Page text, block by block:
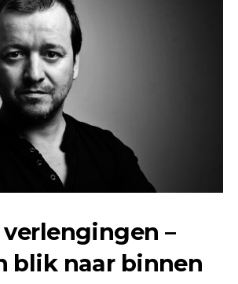
–
blik naar binnen